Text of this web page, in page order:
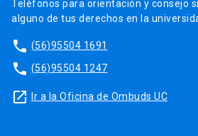
Teléfonos para orientación y consejo
alguno de tus derechos en la
phone (56)95504 1691
phone (56)95504 1247
launch Ir a la Oficina de Ombuds UC